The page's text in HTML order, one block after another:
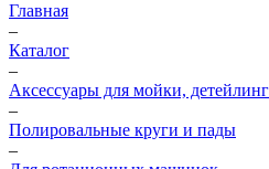
Главная
–
Каталог
–
Аксессуары для мойки,
–
Полировальные круги и пады
–